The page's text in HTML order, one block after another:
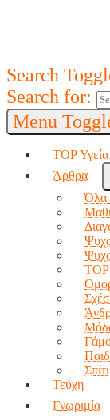
Search
Search for:
Menu
TOP Υγεία
Άρθρα
Όλα
Σπίτι
Τεύχη
Γνωριμία